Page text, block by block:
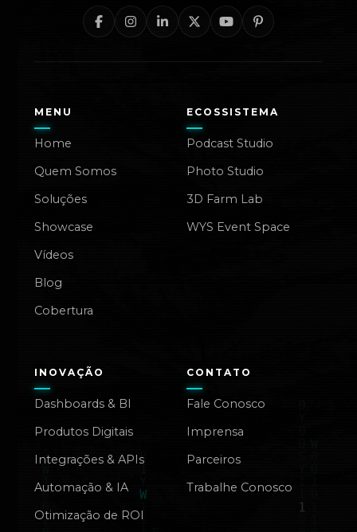
MENU
Home
Quem Somos
Soluções
Showcase
Vídeos
Blog
Cobertura
ECOSSISTEMA
Podcast Studio
Photo Studio
3D Farm Lab
WYS Event Space
INOVAÇÃO
Dashboards & BI
Produtos Digitais
Integrações & APIs
Automação & IA
Otimização de ROI
CONTATO
Fale Conosco
Imprensa
Parceiros
Trabalhe Conosco